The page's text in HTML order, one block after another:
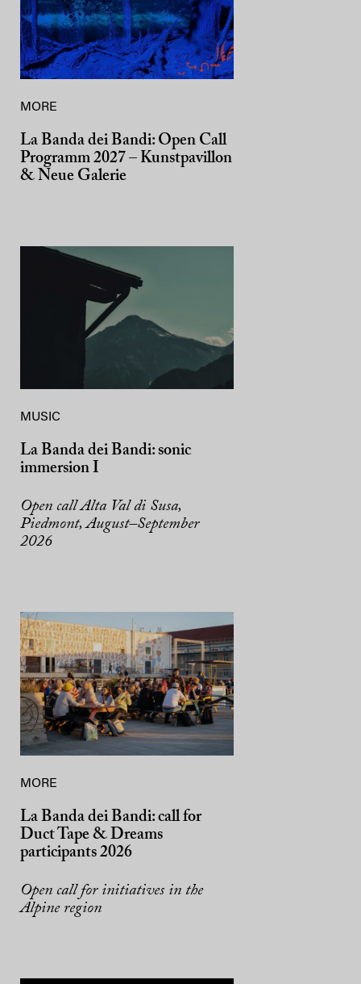
MORE
La Banda dei Bandi: Open Call
Programm 2027 – Kunstpavillon
& Neue Galerie
MUSIC
La Banda dei Bandi: sonic
immersion I
Open call Alta Val di Susa,
Piedmont, August–September
2026
MORE
La Banda dei Bandi: call for
Duct Tape & Dreams
participants 2026
Open call for initiatives in the
Alpine region